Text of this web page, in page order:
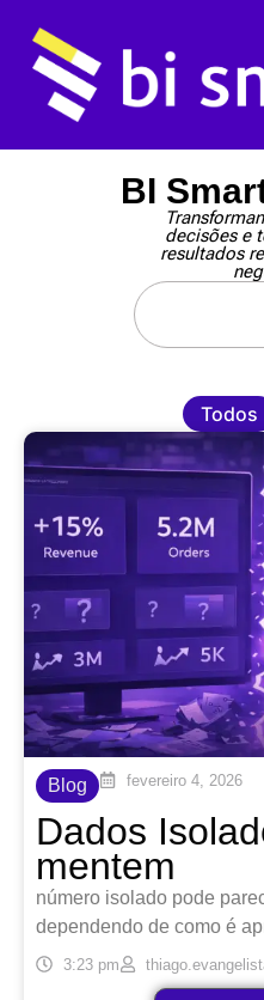
BI
decisões e
resultados
Todos
Blog fevereiro 4, 2026
Dados
mentem
número isolado pode
dependendo de como é
3:23 pm